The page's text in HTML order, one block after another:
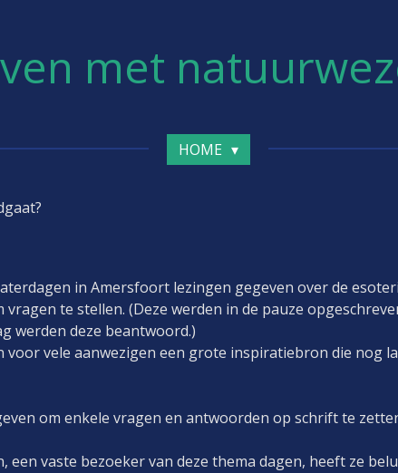
met
HOME
in Amersfoort lezingen gegeven over de
te stellen. (Deze werden in de pauze
werden deze beantwoord.)
vele aanwezigen een grote inspiratiebron die nog
om enkele vragen en antwoorden op schrift te
een vaste bezoeker van deze thema dagen, heeft ze